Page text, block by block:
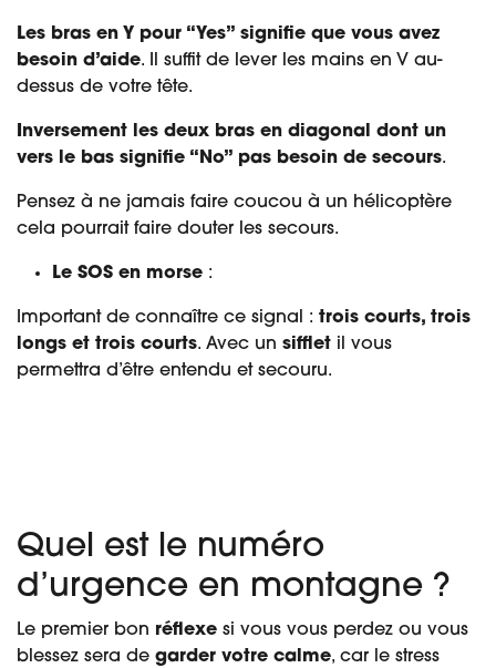
Les bras en Y pour “Yes” signifie que vous avez
besoin d’aide. Il suffit de lever les mains en V au-
dessus de votre tête.
Inversement
les deux bras en diagonal dont un
vers le bas signifie “No” pas besoin de secours.
Pensez à ne jamais faire coucou à un hélicoptère
cela pourrait faire douter les secours.
Le SOS en morse :
Important de connaître ce signal : trois courts, trois
longs et trois courts. Avec un sifflet il vous
permettra d’être entendu et secouru.
Quel est le numéro
d’urgence en montagne ?
Le premier bon réflexe si vous vous perdez ou vous
blessez sera de garder votre calme, car le stress